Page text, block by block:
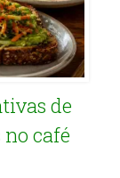
de
café